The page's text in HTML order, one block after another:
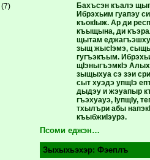
(7)
Бахъсэн къалэ
Ибрэхьим гуапэу
къокIыж. Ар ди
къыщына, ди
щытам
зыщ жысIэмэ,
гугъэкъым.
щIэныгъэмкIэ
зыщыхуа сэ зэи
сыт хуэдэ упщIэ
дыдэу и жэуапыр
гъэхуауэ, IупщIу,
тхылъри абы
къыбжиIэурэ.
Псоми еджэн…
Зыхыхьэхэр:Фэеплъ